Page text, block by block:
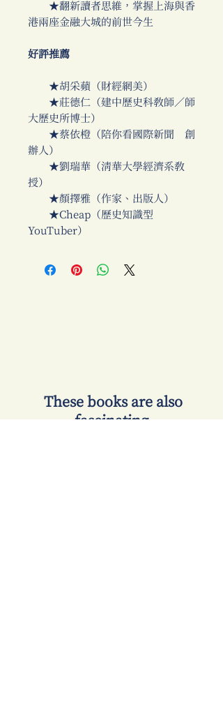
★翻新讀者思維，掌握上海與香
港兩座金融大城的前世今生
好評推薦
★胡采蘋（財經網美）
★莊德仁（建中歷史科教師／師
大歷史所博士）
★蔡依橙（陪你看國際新聞 創
辦人）
★劉瑞華（清華大學經濟系教
授）
★顏擇雅（作家、出版人）
★Cheap（歷史知識型
YouTuber）
​ These books are also
fascinating